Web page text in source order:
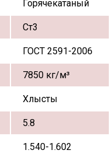
Горячекатаный
Ст3
ГОСТ 2591-2006
7850 кг/м³
Хлысты
5.8
1.540-1.602